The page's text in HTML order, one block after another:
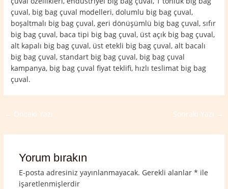
çuval, big bag çuval modelleri, dolumlu big bag çuval,
boşaltmalı big bag çuval, geri dönüşümlü big bag çuval, sıfır
big bag çuval, baca tipi big bag çuval, üst açık big bag çuval,
alt kapalı big bag çuval, üst etekli big bag çuval, alt bacalı
big bag çuval, standart big bag çuval, big bag çuval
kampanya, big bag çuval fiyat teklifi, hızlı teslimat big bag
çuval.
← Önceki Yazı Sonraki Yazı →
Yorum bırakın
E-posta adresiniz yayınlanmayacak. Gerekli alanlar * ile
işaretlenmişlerdir